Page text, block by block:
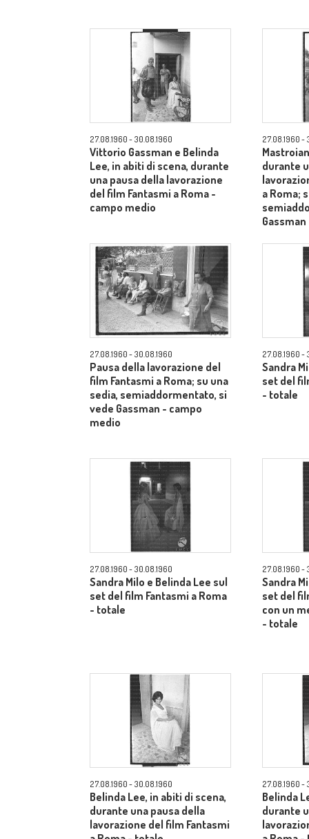
27.08.1960 - 30.08.1960
Vittorio Gassman e Belinda
Lee, in abiti di scena, durante
una pausa della lavorazione
del film Fantasmi a Roma -
campo medio
27.08.1960 -
durante
a Roma;
27.08.1960 - 30.08.1960
Pausa della lavorazione del
film Fantasmi a Roma; su una
sedia, semiaddormentato, si
vede Gassman - campo
medio
27.08.1960 -
Sandra
set del
- totale
27.08.1960 - 30.08.1960
Sandra Milo e Belinda Lee sul
set del film Fantasmi a Roma
- totale
27.08.1960 -
Sandra
set del
con un
- totale
27.08.1960 - 30.08.1960
Belinda Lee, in abiti di scena,
durante una pausa della
lavorazione del film Fantasmi
27.08.1960 -
Belinda
durante